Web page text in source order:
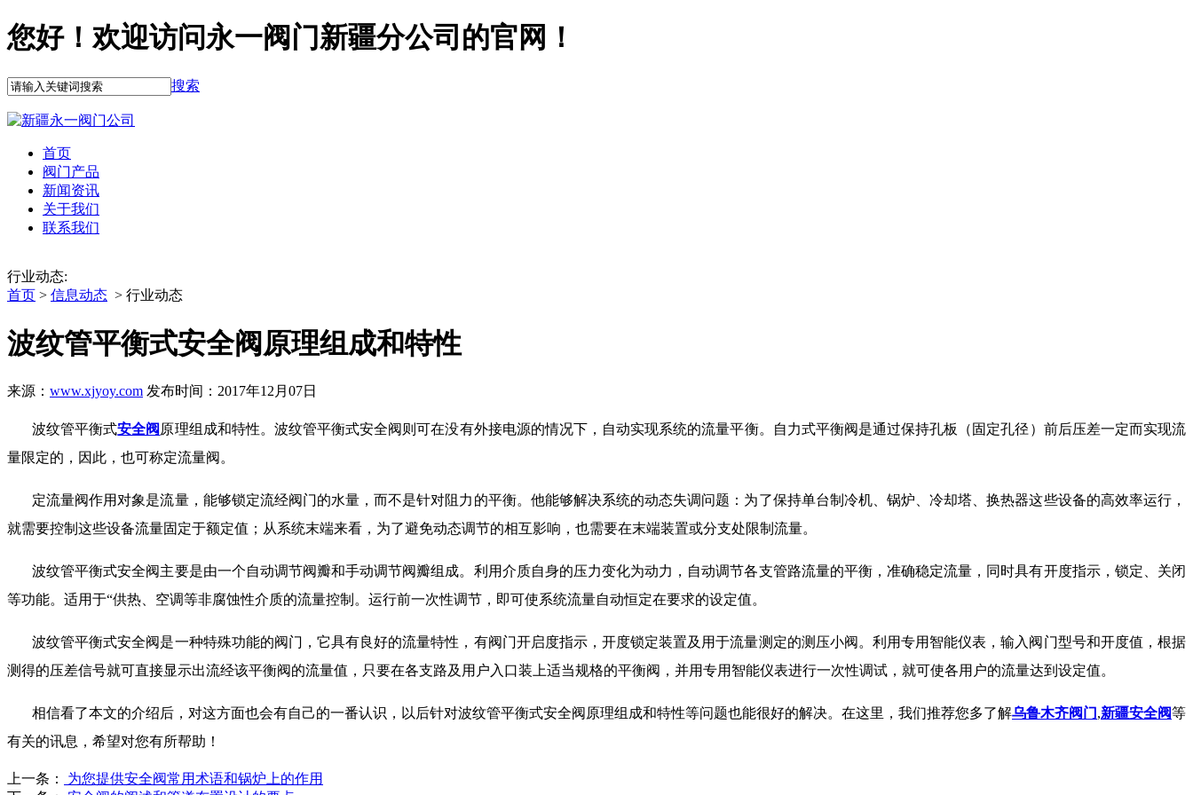
您好！欢迎访问永一阀门新疆分公司的官网！
搜索
首页
阀门产品
新闻资讯
关于我们
联系我们
行业动态:
首页 > 信息动态 > 行业动态
波纹管平衡式安全阀原理组成和特性
来源： www.xjyoy.com 发布时间：2017年12月07日
波纹管平衡式安全阀 原理组成和特性。波纹管平衡式安全阀则可在没有外接电源的情况下，自动实现系统的流量平衡。自力式平衡阀是通过保持孔板（固定孔径）前后压差一定而实现流
量限定的，因此，也可称定流量阀。
定流量阀作用对象是流量，能够锁定流经阀门的水量，而不是针对阻力的平衡。他能够解决系统的动态失调问题：为了保持单台制冷机、锅炉、冷却塔、换热器这些设备的高效率运行，
就需要控制这些设备流量固定于额定值；从系统末端来看，为了避免动态调节的相互影响，也需要在末端装置或分支处限制流量。
波纹管平衡式安全阀主要是由一个自动调节阀瓣和手动调节阀瓣组成。利用介质自身的压力变化为动力，自动调节各支管路流量的平衡，准确稳定流量，同时具有开度指示，锁定、关闭
等功能。适用于“供热、空调等非腐蚀性介质的流量控制。运行前一次性调节，即可使系统流量自动恒定在要求的设定值。
波纹管平衡式安全阀是一种特殊功能的阀门，它具有良好的流量特性，有阀门开启度指示，开度锁定装置及用于流量测定的测压小阀。利用专用智能仪表，输入阀门型号和开度值，根据
测得的压差信号就可直接显示出流经该平衡阀的流量值，只要在各支路及用户入口装上适当规格的平衡阀，并用专用智能仪表进行一次性调试，就可使各用户的流量达到设定值。
相信看了本文的介绍后，对这方面也会有自己的一番认识，以后针对波纹管平衡式安全阀原理组成和特性等问题也能很好的解决。在这里，我们推荐您多了解乌鲁木齐阀门 ,新疆安全阀等
有关的讯息，希望对您有所帮助！
上一条：
为您提供安全阀常用术语和锅炉上的作用